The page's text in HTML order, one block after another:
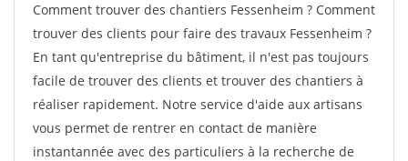
Comment trouver des chantiers Fessenheim ? Comment
trouver des clients pour faire des travaux Fessenheim ?
En tant qu'entreprise du bâtiment, il n'est pas toujours
facile de trouver des clients et trouver des chantiers à
réaliser rapidement. Notre service d'aide aux artisans
vous permet de rentrer en contact de manière
instantannée avec des particuliers à la recherche de